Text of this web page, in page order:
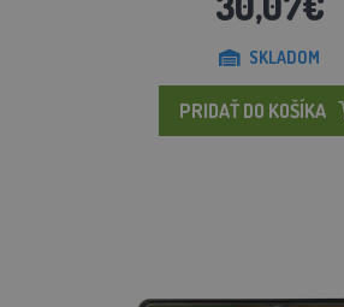
SKLADOM
PRIDAŤ DO KOŠÍKA